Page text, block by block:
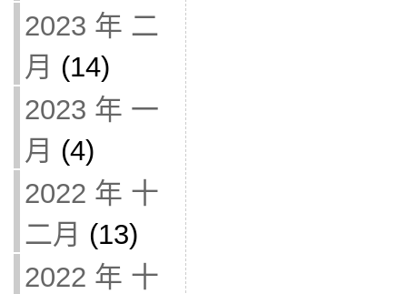
2023 年 二
月 (14)
2023 年 一
月 (4)
2022 年 十
二月 (13)
2022 年 十